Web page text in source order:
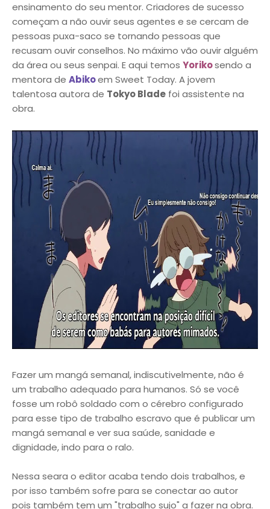
ensinamento do seu mentor. Criadores de sucesso
começam a não ouvir seus agentes e se cercam de
pessoas puxa-saco se tornando pessoas que
recusam ouvir conselhos. No máximo vão ouvir alguém
da área ou seus senpai. E aqui temos Yorikosendo a
mentora de Abikoem Sweet Today. A jovem
talentosa autora de Tokyo Blade foi assistente na
obra.
Fazer um mangá semanal, indiscutivelmente, não é
um trabalho adequado para humanos. Só se você
fosse um robô soldado com o cérebro configurado
para esse tipo de trabalho escravo que é publicar um
mangá semanal e ver sua saúde, sanidade e
dignidade, indo para o ralo.
Nessa seara o editor acaba tendo dois trabalhos, e
por isso também sofre para se conectar ao autor
pois também tem um "trabalho sujo" a fazer na obra.